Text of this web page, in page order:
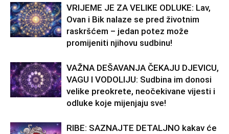
VRIJEME JE ZA VELIKE ODLUKE: Lav,
Ovan i Bik nalaze se pred životnim
raskršćem – jedan potez može
promijeniti njihovu sudbinu!
VAŽNA DEŠAVANJA ČEKAJU DJEVICU,
VAGU I VODOLIJU: Sudbina im donosi
velike preokrete, neočekivane vijesti i
odluke koje mijenjaju sve!
RIBE: SAZNAJTE DETALJNO kakav će